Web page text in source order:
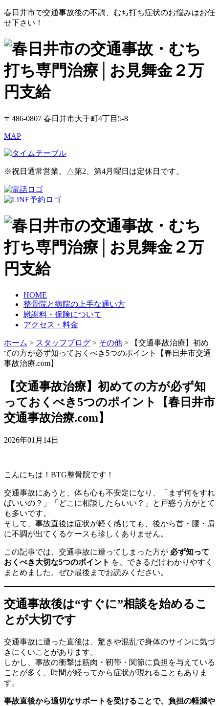
春日井市で交通事故後の不調、むち打ち症状のお悩みはお任
せ下さい！
〒486-0807 春日井市大手町4丁目5-8
MAP
※祝日通常営業。△第2、第4月曜日は定休日です。
HOME
整骨院と病院の上手な通い方
慰謝料・保険について
アクセス・料金
ホーム > スタッフブログ > その他 >
【交通事故治療】初め
ての方が必ず知っておくべき5つのポイント【春日井市交通
事故治療.com】
【交通事故治療】初めての方が必ず知
っておくべき5つのポイント【春日井市
交通事故治療.com】
2026年01月14日
こんにちは！BTG整骨院です！
交通事故にあうと、体も心も不安定になり、「まず何をすれ
ばいいの？」「どこに相談したらいい？」と戸惑う方がとて
も多いです。
そして、事故直後は症状が軽く感じても、後から首・腰・肩
に不調が出てくるケースも珍しくありません。
この記事では、交通事故に遭ってしまった方が 必ず知って
おくべき大切な5つのポイント を、できるだけわかりやすく
まとめました。ぜひ最後までお読みください。
交通事故後は“すぐに”相談を始めるこ
とが大切です
交通事故に遭った直後は、驚きや混乱で身体のサインに気づ
きにくいことがあります。
しかし、事故の衝撃は筋肉・靭帯・関節に負担を与えている
ことが多く、時間が経ってから症状が現れることもありま
す。
事故直後から適切なサポートを受けることで、負担の軽減や